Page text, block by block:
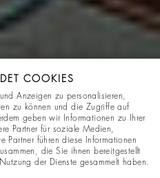
COOKIES
Anzeigen zu personalisieren,
zu können und die Zugriffe auf
geben wir Informationen zu Ihrer
Partner für soziale Medien,
Partner führen diese Informationen
die Sie ihnen bereitgestellt
der Dienste gesammelt haben.